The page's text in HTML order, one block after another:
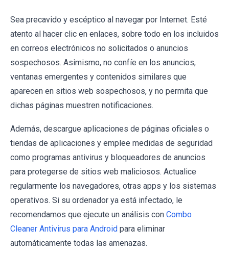
Sea precavido y escéptico al navegar por Internet. Esté
atento al hacer clic en enlaces, sobre todo en los incluidos
en correos electrónicos no solicitados o anuncios
sospechosos. Asimismo, no confíe en los anuncios,
ventanas emergentes y contenidos similares que
aparecen en sitios web sospechosos, y no permita que
dichas páginas muestren notificaciones.
Además, descargue aplicaciones de páginas oficiales o
tiendas de aplicaciones y emplee medidas de seguridad
como programas antivirus y bloqueadores de anuncios
para protegerse de sitios web maliciosos. Actualice
regularmente los navegadores, otras apps y los sistemas
operativos. Si su ordenador ya está infectado, le
recomendamos que ejecute un análisis con Combo
Cleaner Antivirus para Android para eliminar
automáticamente todas las amenazas.